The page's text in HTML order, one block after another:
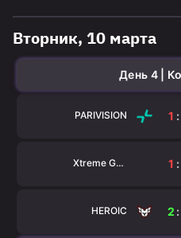
Вторник, 10 марта
День 4 |
PARIVISION 1 :
Xtreme Gaming 1 :
HEROIC 2 :